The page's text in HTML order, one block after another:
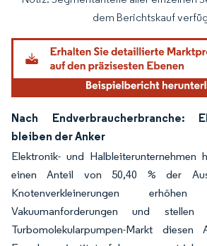
Bild © Mordor Intelligence. Wiederverwendung
dem Berichtskauf
Nach Endverbraucherbranche:
bleiben der Anker
Elektronik- und Halbleiterunternehmen
einen Anteil von 50,40 % der
Knotenverkleinerungen
Vakuumanforderungen und
Turbomolekularpumpen-Markt diesen